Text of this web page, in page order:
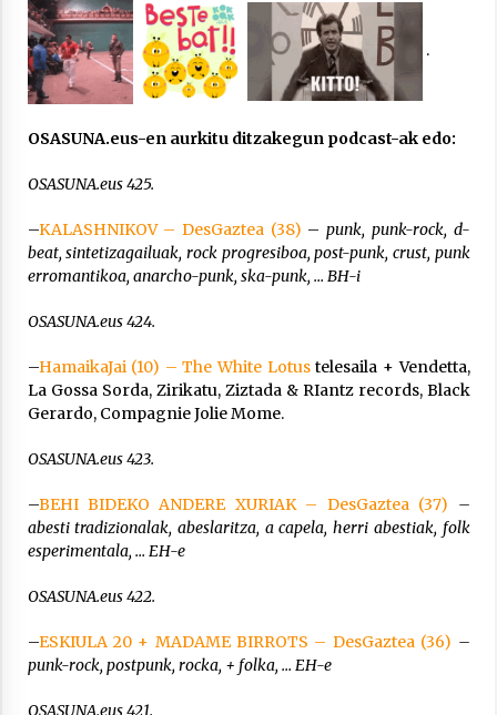
.
OSASUNA.eus-en aurkitu ditzakegun podcast-ak edo:
OSASUNA.eus 425.
–KALASHNIKOV – DesGaztea (38) –punk, punk-rock, d-
beat, sintetizagailuak, rock progresiboa, post-punk, crust, punk
erromantikoa, anarcho-punk, ska-punk, … BH-i
OSASUNA.eus 424.
–HamaikaJai (10) – The White Lotustelesaila + Vendetta,
La Gossa Sorda, Zirikatu, Ziztada & RIantz records, Black
Gerardo, Compagnie Jolie Mome.
OSASUNA.eus 423.
–BEHI BIDEKO ANDERE XURIAK – DesGaztea (37)
–
abesti tradizionalak, abeslaritza, a capela, herri abestiak, folk
esperimentala, … EH-e
OSASUNA.eus 422.
–ESKIULA 20 + MADAME BIRROTS – DesGaztea (36) –
punk-rock, postpunk, rocka, + folka, … EH-e
OSASUNA.eus 421.